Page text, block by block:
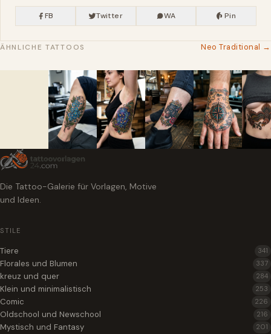
FB Twitter WA Pin
ÄHNLICHE TATTOOS Neo Traditional →
Die Tattoo-Galerie für Vorlagen, Motive
und Ideen.
STILE
Tiere 341
Florales und Blumen 337
kreuz und quer 284
Klein und minimalistisch 253
Comic 226
Oldschool und Newschool 216
Mystisch und Fantasy 201